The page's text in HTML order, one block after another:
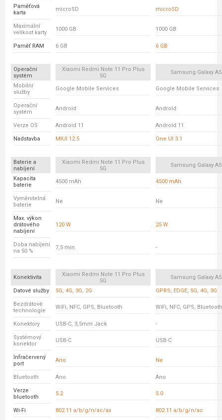
Paměťová
karta
microSD microSD
Maximální
velikost karty
1000 GB 1000 GB
Paměť RAM 6 GB 6 GB
Operační
systém
Xiaomi Redmi Note 11 Pro Plus
5G
Samsung Galaxy
Mobilní
služby
Google Mobile Services Google Mobile Services
Operační
systém
Android Android
Verze OS Android 11 Android 11
Nadstavba MIUI 12.5 One UI 3.1
Baterie a
nabíjení
Xiaomi Redmi Note 11 Pro Plus
5G
Samsung Galaxy
Kapacita
baterie
4500 mAh 4500 mAh
Vyměnitelná
baterie
Ne Ne
Max. výkon
drátového
nabíjení
120 W 25 W
Doba nabíjení
na 50 %
7,5 min. -
Konektivita
Xiaomi Redmi Note 11 Pro Plus
5G
Samsung Galaxy
Datové služby 5G, 4G, 3G, 2G GPRS, EDGE, 5G, 4G, 3G
Bezdrátové
technologie
WiFi, NFC, GPS, Bluetooth WiFi, NFC, GPS, Bluetooth
Konektory USB-C, 3,5mm Jack -
Systémový
konektor
USB-C USB-C
Infračervený
port
Ano Ne
Bluetooth Ano Ano
Verze
bluetooth
5.2 5.0
Wi-Fi 802.11 a/b/g/n/ac/ax 802.11 a/b/g/n/ac